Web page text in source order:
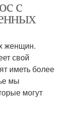
с
женщин.
свой
иметь более
мы
могут